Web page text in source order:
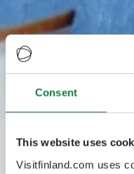
Consent
This website uses
Visitfinland.com uses